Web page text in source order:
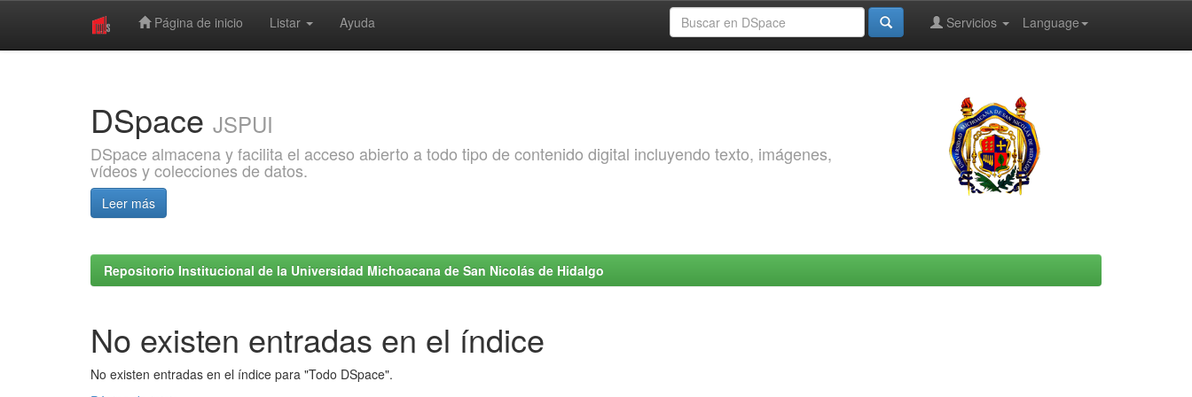
Página de inicio Listar Ayuda Language
Servicios
DSpace JSPUI
DSpace almacena y facilita el acceso abierto a todo tipo de contenido digital incluyendo texto, imágenes,
vídeos y colecciones de datos.
Leer más
Repositorio Institucional de la Universidad Michoacana de San Nicolás de Hidalgo
No existen entradas en el índice
No existen entradas en el índice para "Todo DSpace".